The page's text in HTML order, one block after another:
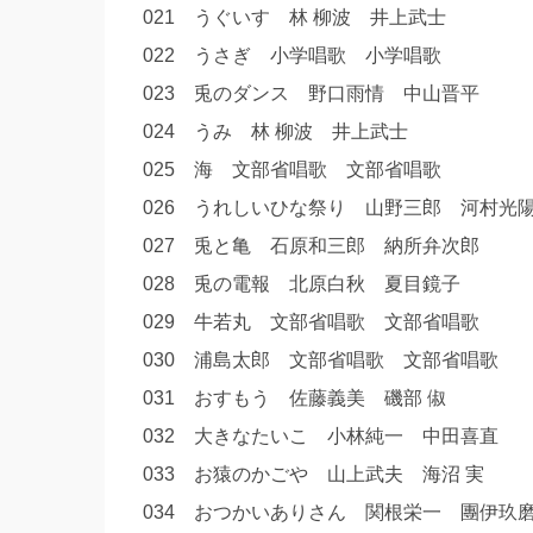
021 うぐいす 林 柳波 井上武士
022 うさぎ 小学唱歌 小学唱歌
023 兎のダンス 野口雨情 中山晋平
024 うみ 林 柳波 井上武士
025 海 文部省唱歌 文部省唱歌
026 うれしいひな祭り 山野三郎 河村光
027 兎と亀 石原和三郎 納所弁次郎
028 兎の電報 北原白秋 夏目鏡子
029 牛若丸 文部省唱歌 文部省唱歌
030 浦島太郎 文部省唱歌 文部省唱歌
031 おすもう 佐藤義美 磯部 俶
032 大きなたいこ 小林純一 中田喜直
033 お猿のかごや 山上武夫 海沼 実
034 おつかいありさん 関根栄一 團伊玖